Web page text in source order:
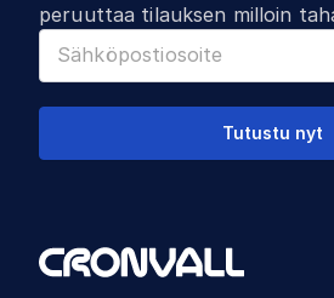
peruuttaa tilauksen milloin
Tutustu nyt